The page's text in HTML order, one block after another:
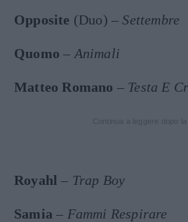
Opposite (Duo) –Settembre
Quomo – Animali
Matteo Romano – Testa E
Royahl – Trap Boy
Samia – Fammi Respirare